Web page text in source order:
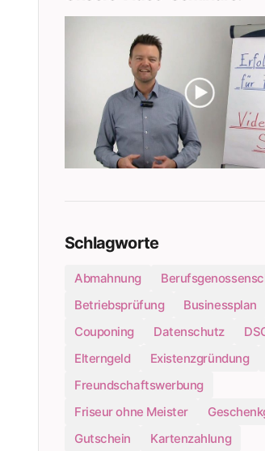
Schlagworte
Abmahnung
Betriebsprüfung
Businessplan
Couponing
Datenschutz
Elterngeld
Existenzgründung
Freundschaftswerbung
Friseur ohne Meister
Gutschein
Kartenzahlung